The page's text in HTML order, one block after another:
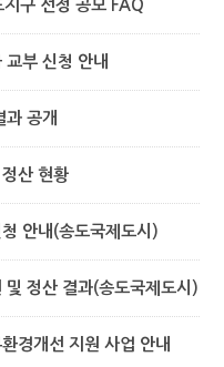
구 선정 공모 FAQ
부 신청 안내
과 공개
산 현황
안내(송도국제도시)
및 정산 결과(송도국제도시)
경개선 지원 사업 안내